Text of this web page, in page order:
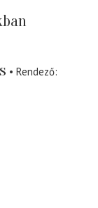
Rendező